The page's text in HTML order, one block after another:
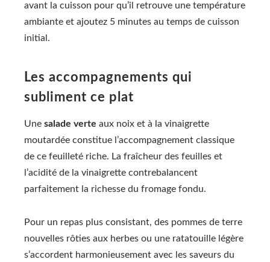
avant la cuisson pour qu’il retrouve une température
ambiante et ajoutez 5 minutes au temps de cuisson
initial.
Les accompagnements qui
subliment ce plat
Une salade verte aux noix et à la vinaigrette
moutardée constitue l’accompagnement classique
de ce feuilleté riche. La fraîcheur des feuilles et
l’acidité de la vinaigrette contrebalancent
parfaitement la richesse du fromage fondu.
Pour un repas plus consistant, des pommes de terre
nouvelles rôties aux herbes ou une ratatouille légère
s’accordent harmonieusement avec les saveurs du